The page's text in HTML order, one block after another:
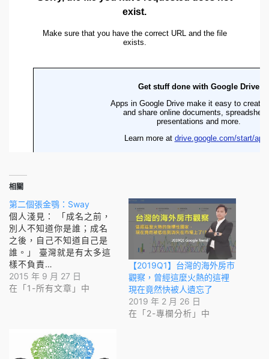
相關
第二個張金鶚：Sway
個人淺見： 「成名之前，
別人不知道你是誰；成名
之後，自己不知道自己是
誰。」 臺灣就是有太多這
樣不負責…
2015 年 9 月 27 日
在「1-所有文章」中
【2019Q1】台灣的海外房市
觀察，曾經這麼火熱的這裡
現在竟然快被人遺忘了
2019 年 2 月 26 日
在「2-專欄分析」中